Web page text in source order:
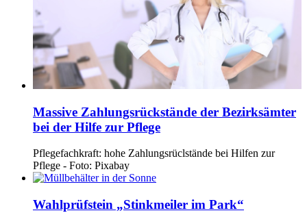
Massive Zahlungsrückstände der Bezirksämter
bei der Hilfe zur Pflege
Pflegefachkraft: hohe Zahlungsrüclstände bei Hilfen zur
Pflege - Foto: Pixabay
Wahlprüfstein „Stinkmeiler im Park“